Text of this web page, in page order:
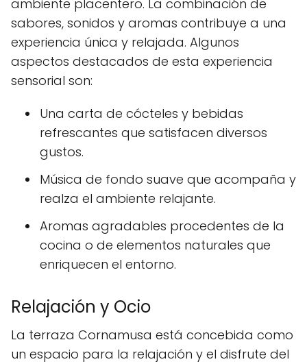
ambiente placentero. La combinación de
sabores, sonidos y aromas contribuye a una
experiencia única y relajada. Algunos
aspectos destacados de esta experiencia
sensorial son:
Una carta de cócteles y bebidas
refrescantes que satisfacen diversos
gustos.
Música de fondo suave que acompaña y
realza el ambiente relajante.
Aromas agradables procedentes de la
cocina o de elementos naturales que
enriquecen el entorno.
Relajación y Ocio
La terraza Cornamusa está concebida como
un espacio para la relajación y el disfrute del